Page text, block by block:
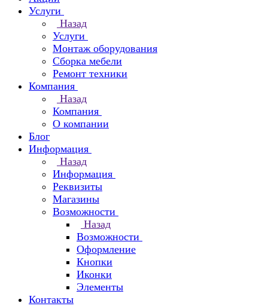
Услуги
Назад
Услуги
Монтаж оборудования
Сборка мебели
Ремонт техники
Компания
Назад
Компания
О компании
Блог
Информация
Назад
Информация
Реквизиты
Магазины
Возможности
Назад
Возможности
Оформление
Кнопки
Иконки
Элементы
Контакты